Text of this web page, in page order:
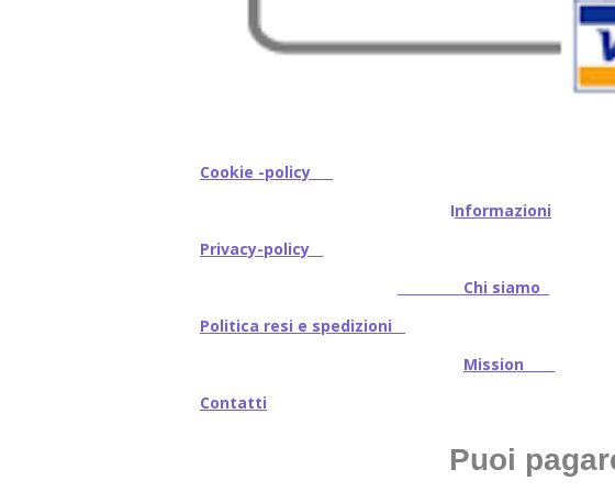
Cookie -policy
Informazioni
Privacy-policy
Chi siamo
Politica resi e spedizioni
Mission
Contatti
Puoi